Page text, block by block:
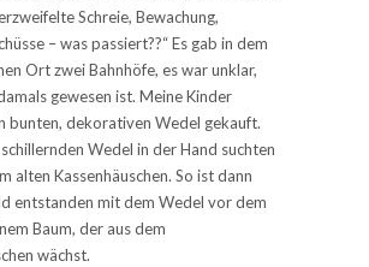
Schreie, Bewachung,
– was passiert??“ Es gab in dem
Ort zwei Bahnhöfe, es war unklar,
gewesen ist. Meine Kinder
bunten, dekorativen Wedel gekauft.
Wedel in der Hand suchten
alten Kassenhäuschen. So ist dann
entstanden mit dem Wedel vor dem
Baum, der aus dem
wächst.